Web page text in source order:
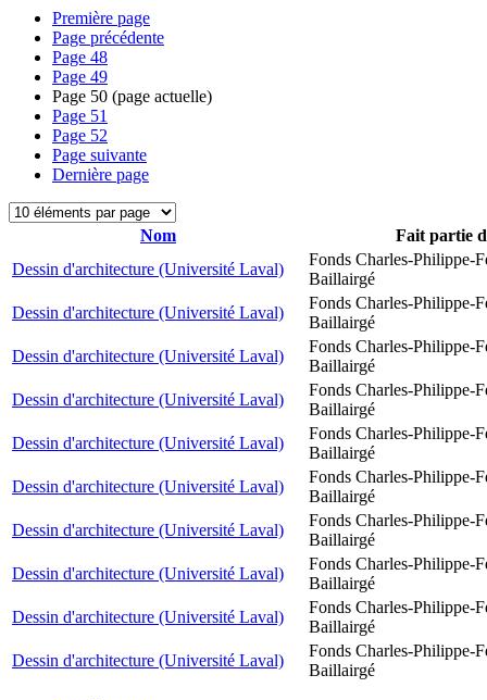
Première page
Page précédente
Page 48
Page 49
Page 50 (page actuelle)
Page 51
Page 52
Page suivante
Dernière page
Nom
Fait partie
Dessin d'architecture (Université Laval)
Fonds Charles-Philippe-
Baillairgé
Dessin d'architecture (Université Laval)
Fonds Charles-Philippe-
Baillairgé
Dessin d'architecture (Université Laval)
Fonds Charles-Philippe-
Baillairgé
Dessin d'architecture (Université Laval)
Fonds Charles-Philippe-
Baillairgé
Dessin d'architecture (Université Laval)
Fonds Charles-Philippe-
Baillairgé
Dessin d'architecture (Université Laval)
Fonds Charles-Philippe-
Baillairgé
Dessin d'architecture (Université Laval)
Fonds Charles-Philippe-
Baillairgé
Dessin d'architecture (Université Laval)
Fonds Charles-Philippe-
Baillairgé
Dessin d'architecture (Université Laval)
Fonds Charles-Philippe-
Baillairgé
Dessin d'architecture (Université Laval)
Fonds Charles-Philippe-
Baillairgé